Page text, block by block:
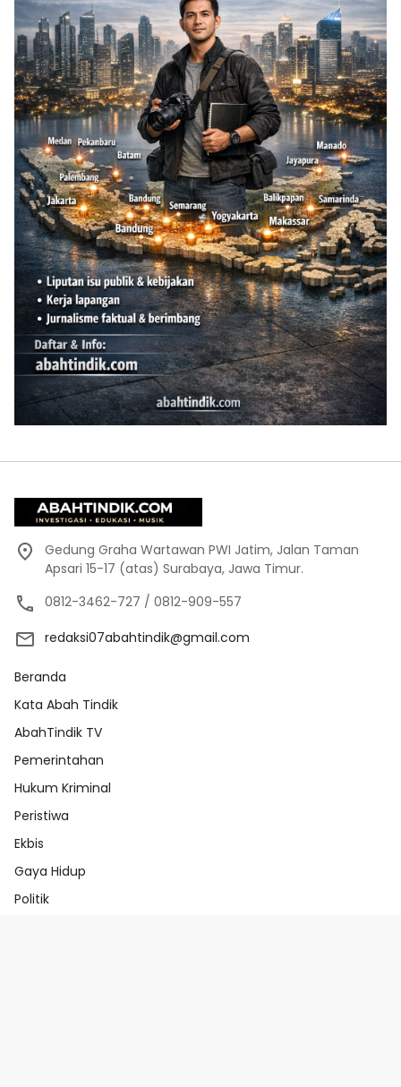
Gedung Graha Wartawan PWI Jatim, Jalan Taman
Apsari 15-17 (atas) Surabaya, Jawa Timur.
0812-3462-727 / 0812-909-557
redaksi07abahtindik@gmail.com
Beranda
Kata Abah Tindik
AbahTindik TV
Pemerintahan
Hukum Kriminal
Peristiwa
Ekbis
Gaya Hidup
Politik